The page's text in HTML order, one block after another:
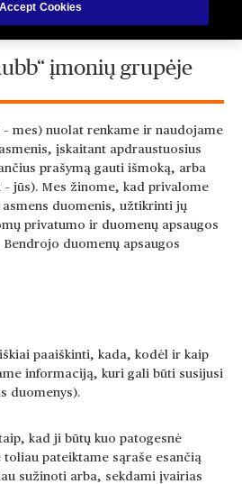
įmonių grupėje
– mes) nuolat renkame ir naudojame
įskaitant apdraustuosius
prašymą gauti išmoką, arba
jūs). Mes žinome, kad privalome
duomenis, užtikrinti jų
privatumo ir duomenų apsaugos
duomenų apsaugos
paaiškinti, kada, kodėl ir kaip
informaciją, kuri gali būti susijusi
duomenys).
kad ji būtų kuo patogesnė
pateiktame sąraše esančią
sužinoti arba, sekdami įvairias
Accept Cookies